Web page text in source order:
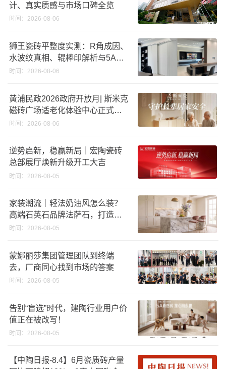
计、真实质感与市场口碑全览
时间：2026-08-06
狮王瓷砖平整度实测：R角成因、
水波纹真相、辊棒印解析与5A标
准选购指南
时间：2026-08-06
黄浦民政2026政府开放月| 斯米克
磁砖广场适老化体验中心正式亮
相
时间：2026-08-06
逆势启新，稳赢新局｜宏陶瓷砖
总部展厅焕新升级开工大吉
时间：2026-08-05
家装潮流｜轻法奶油风怎么装？
高端石英石品牌法萨石，打造质
感橱柜台面
时间：2026-08-05
蒙娜丽莎集团管理团队到终端
去，厂商同心找到市场的答案
时间：2026-08-05
告别“盲选”时代，建陶行业用户价
值正在被改写！
时间：2026-08-05
【中陶日报-8.4】6月瓷质砖产量